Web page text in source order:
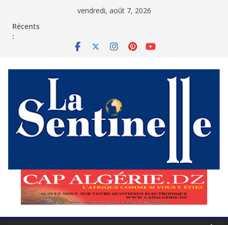
vendredi, août 7, 2026
Récents
: